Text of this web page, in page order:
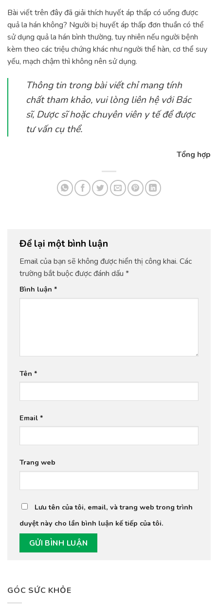
GÓC SỨC KHỎE
Bài viết trên đây đã giải thích huyết áp thấp có uống được
quả la hán không? Người bị huyết áp thấp đơn thuần có thể
sử dụng quả la hán bình thường, tuy nhiên nếu người bệnh
kèm theo các triệu chứng khác như người thể hàn, cơ thể suy
yếu, mạch chậm thì không nên sử dụng.
Thông tin trong bài viết chỉ mang tính
chất tham khảo, vui lòng liên hệ với Bác
sĩ, Dược sĩ hoặc chuyên viên y tế để được
tư vấn cụ thể.
Tổng hợp
Để lại một bình luận
Email của bạn sẽ không được hiển thị công khai. Các
trường bắt buộc được đánh dấu *
Bình luận *
Tên *
Email *
Trang web
Lưu tên của tôi, email, và trang web trong trình
duyệt này cho lần bình luận kế tiếp của tôi.